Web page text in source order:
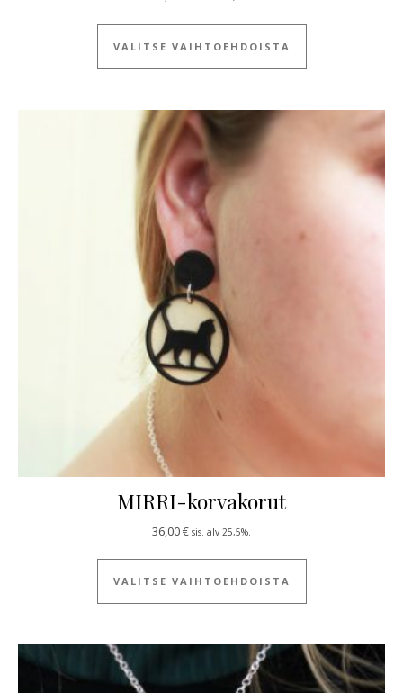
VALITSE VAIHTOEHDOISTA
Tällä tuotteella
MIRRI-korvakorut
36,00€ sis. alv 25,5%.
VALITSE VAIHTOEHDOISTA
Tällä tuotteella